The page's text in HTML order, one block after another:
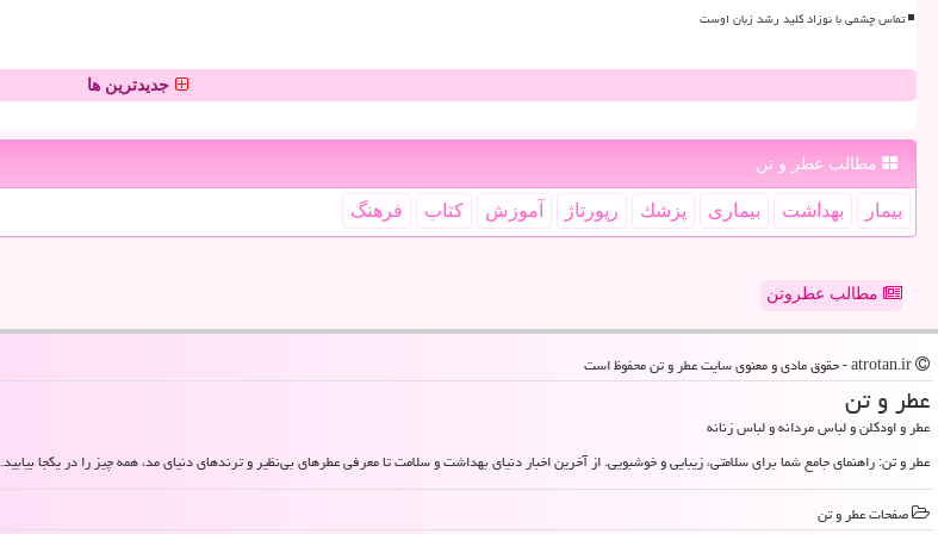
تماس چشمی با نوزاد کلید رشد زبان اوست
جدیدترین ها
مطالب عطر و تن
بیمار بهداشت بیماری پزشك رپورتاژ آموزش كتاب فرهنگ
مطالب عطروتن
عطر و تن
عطر و اودکلن و لباس مردانه و لباس زنانه
عطر و تن: راهنمای جامع شما برای سلامتی، زیبایی و خوشبویی. از آخرین اخبار دنیای بهداشت و سلامت تا معرفی عطرهای بی‌نظیر و ترندهای دنیای مد، همه چیز را در یکجا بیابید.
صفحات عطر و تن